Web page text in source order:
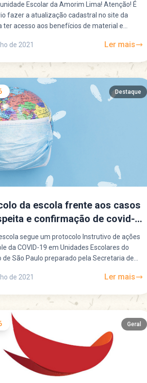
Escolar da Amorim Lima! Atenção! É
fazer a atualização cadastral no site da
ter acesso aos benefícios de material e...
de 2021 Ler mais
Destaque
da escola frente aos casos
e confirmação de covid-
segue um protocolo Instrutivo de ações
da COVID-19 em Unidades Escolares do
de São Paulo preparado pela Secretaria de...
de 2021 Ler mais
Geral